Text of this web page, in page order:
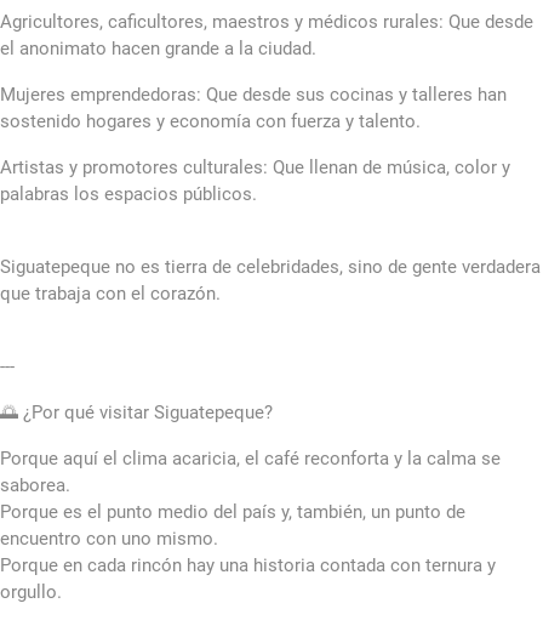
Agricultores, caficultores, maestros y médicos rurales: Que desde
el anonimato hacen grande a la ciudad.
Mujeres emprendedoras: Que desde sus cocinas y talleres han
sostenido hogares y economía con fuerza y talento.
Artistas y promotores culturales: Que llenan de música, color y
palabras los espacios públicos.
Siguatepeque no es tierra de celebridades, sino de gente verdadera
que trabaja con el corazón.
---
🌅 ¿Por qué visitar Siguatepeque?
Porque aquí el clima acaricia, el café reconforta y la calma se
saborea.
Porque es el punto medio del país y, también, un punto de
encuentro con uno mismo.
Porque en cada rincón hay una historia contada con ternura y
orgullo.